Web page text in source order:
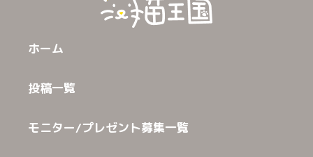
ホーム
投稿一覧
モニター/プレゼント募集一覧